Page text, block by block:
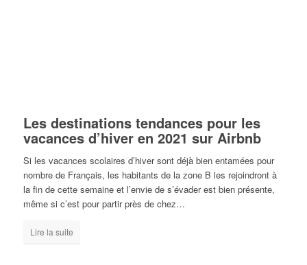
Les destinations tendances pour les
vacances d’hiver en 2021 sur Airbnb
Si les vacances scolaires d’hiver sont déjà bien entamées pour
nombre de Français, les habitants de la zone B les rejoindront à
la fin de cette semaine et l’envie de s’évader est bien présente,
même si c’est pour partir près de chez…
Lire la suite